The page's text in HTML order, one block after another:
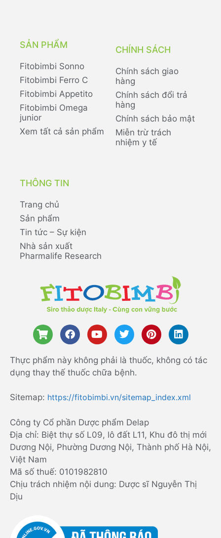
SẢN PHẨM
Fitobimbi Sonno
Fitobimbi Ferro C
Fitobimbi Appetito
Fitobimbi Omega
junior
Xem tất cả sản phẩm
CHÍNH SÁCH
Chính sách giao
hàng
Chính sách đổi trả
hàng
Chính sách bảo mật
Miễn trừ trách
nhiệm y tế
THÔNG TIN
Trang chủ
Sản phẩm
Tin tức – Sự kiện
Nhà sản xuất
Pharmalife Research
Thực phẩm này không phải là thuốc, không có tác
dụng thay thế thuốc chữa bệnh.
Sitemap: https://fitobimbi.vn/sitemap_index.xml
Công ty Cổ phần Dược phẩm Delap
Địa chỉ: Biệt thự số L09, lô đất L11, Khu đô thị mới
Dương Nội, Phường Dương Nội, Thành phố Hà Nội,
Việt Nam
Mã số thuế: 0101982810
Chịu trách nhiệm nội dung: Dược sĩ Nguyễn Thị
Dịu